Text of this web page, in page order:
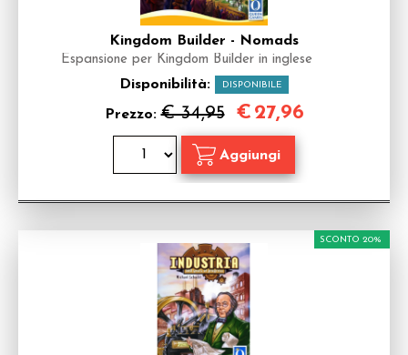
Kingdom Builder - Nomads
Espansione per Kingdom Builder in inglese
Disponibilità: DISPONIBILE
Prezzo:€ 34,95 € 27,96
SCONTO 20%